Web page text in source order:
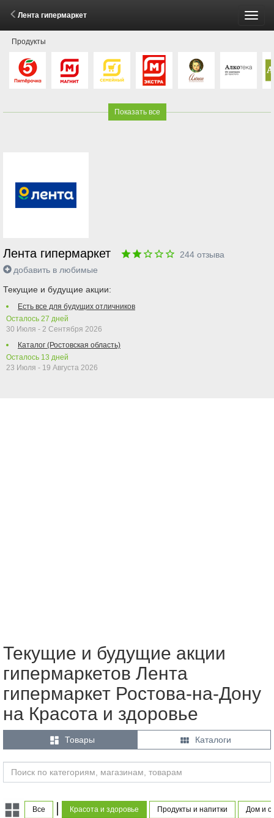
Лента гипермаркет
Продукты
Показать все
Лента гипермаркет 244 отзыва
добавить в любимые
Текущие и будущие акции:
Есть все для будущих отличников
Осталось 27 дней
30 Июля - 2 Сентября 2026
Каталог (Ростовская область)
Осталось 13 дней
23 Июля - 19 Августа 2026
Текущие и будущие акции
гипермаркетов Лента
гипермаркет Ростова-на-Дону
на Красота и здоровье
 Товары  Каталоги
Все | Красота и здоровье Продукты и напитки Дом и